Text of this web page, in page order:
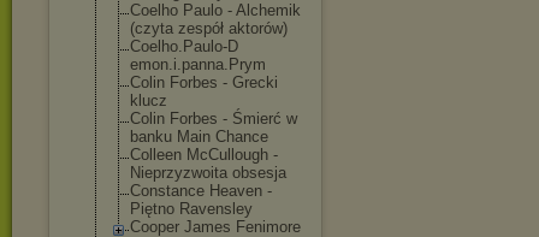
Coelho Paulo - Alchemik
(czyta zespół aktorów)
Coelho.Paulo-D
emon.i.panna.Prym
Colin Forbes - Grecki
klucz
Colin Forbes - Śmierć w
banku Main Chance
Colleen McCullough -
Nieprzyzwoita obsesja
Constance Heaven -
Piętno Ravensley
Cooper James Fenimore